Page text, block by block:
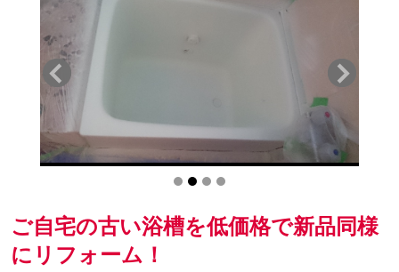
ご自宅の古い浴槽を低価格で新品同様
にリフォーム！